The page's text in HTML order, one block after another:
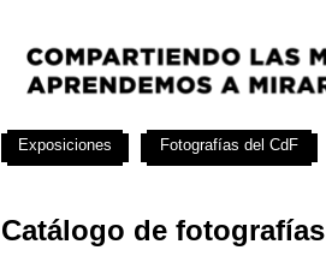
Catálogo de fotografías
Exposiciones Fotografías del CdF